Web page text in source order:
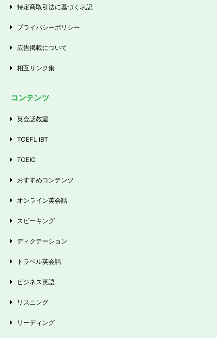
特定商取引法に基づく表記
プライバシーポリシー
広告掲載について
相互リンク集
コンテンツ
英会話教室
TOEFL iBT
TOEIC
おすすめコンテンツ
オンライン英会話
スピーキング
ディクテーション
トラベル英会話
ビジネス英語
リスニング
リーディング